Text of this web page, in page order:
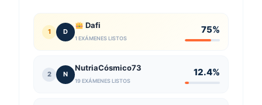
1 D
Dafi
1 EXÁMENES LISTOS
75%
2 N
NutriaCósmico73
19 EXÁMENES LISTOS
12.4%